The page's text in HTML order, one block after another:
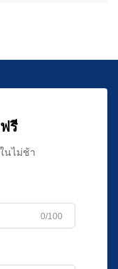
รี
นไม่ช้า
0/100